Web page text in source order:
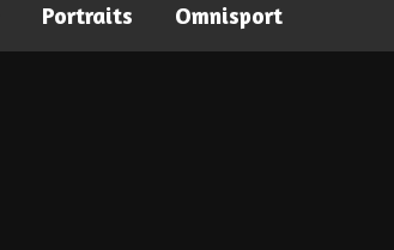
Portraits Omnisport